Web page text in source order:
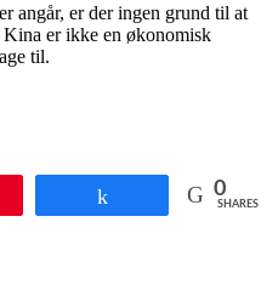
angår, er der ingen grund til at
Kina er ikke en økonomisk
til.
0
SHARES